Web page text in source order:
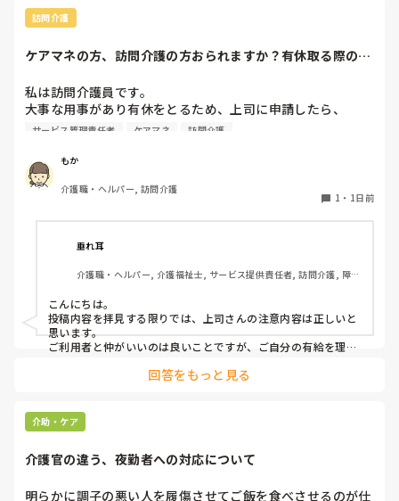
ゆったりのんびりしている人には特養は向いてないのでしょ
うか？教育がちゃんとしてないユニットは、結局新人さんがパワハラ
っぽい圧に耐えられなくて辞めると言う感じに思います。
手で……
結局特養はなんとなく、そういった話耳にするので挑戦できず
です（._.）
訪問介護
ケアマネの方、訪問介護の方おられますか？有休取る際の、
私は訪問介護員です。
大事な用事があり有休をとるため、上司に申請したら、
代わりに訪問する職員を考えるとのこと。
話などもしたりと仲が良いため（←表現の仕方良くないかも
です、すみません）こういう理由で休みをとるから、代わり
の人になるけどいいかという相談をしていました。利用者か
わりはいらないから中止でいいよとのこと。このことを上司
に伝えたら、注意されました。
上司の注意内容
けない。
→ケアマネに中止になることを伝える時は、有休をとるから
中止になったとは言わないこと。「中止にさせてもらうこと
か？」と聞くようにして。
と言われました。
私の考え対応が間違えていますか？
サービス管理責任者 ケアマネ 訪問介護
もか
介護職・ヘルパー, 訪問介護
1 ・ 1日前
垂れ耳
介護職・ヘルパー, 介護福祉士, サービス提供責任者, 訪問介護, 障害
こんにちは。
投稿内容を拝見する限りでは、上司さんの注意内容は正しいと
思います。
ご利用者と仲がいいのは良いことですが、ご自分の有給を理由
それだけ、そのご利用者がもかさんのことを信頼されてるんで
ョン組めますよね。
回答をもっと見る
介助・ケア
介護官の違う、夜勤者への対応について
明らかに調子の悪い人を履傷させてご飯を食べさせるのが仕